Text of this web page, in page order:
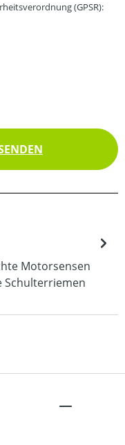
(GPSR):
Motorsensen
Schulterriemen